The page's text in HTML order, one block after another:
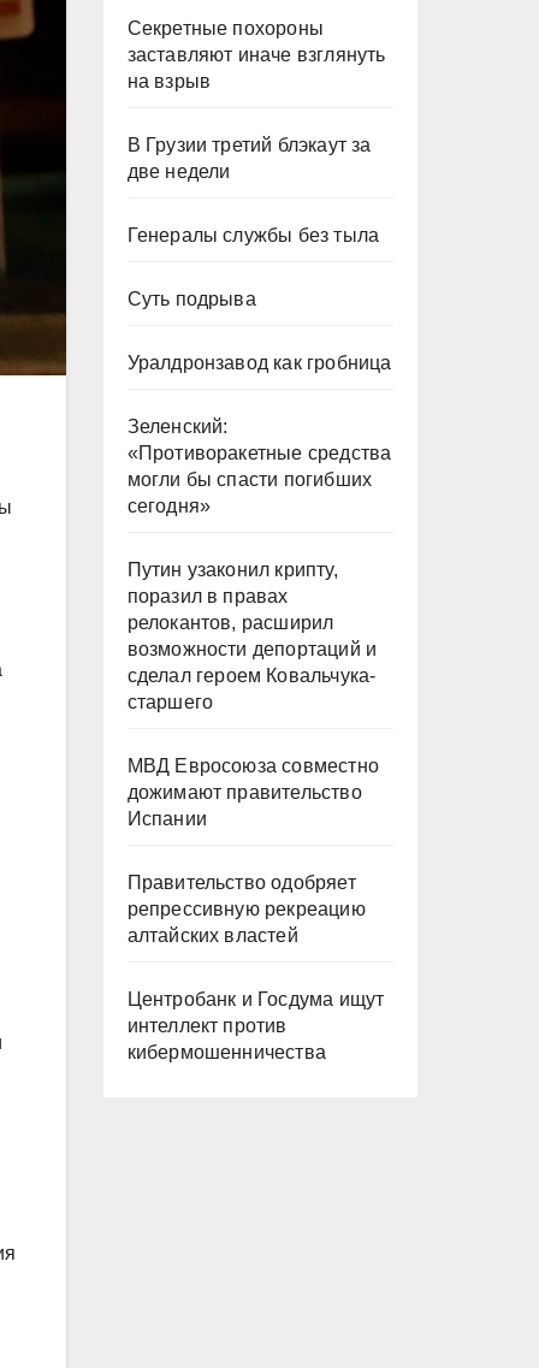
Секретные похороны
заставляют иначе взглянуть
на взрыв
В Грузии третий блэкаут за
две недели
Генералы службы без тыла
Суть подрыва
Уралдронзавод как гробница
Зеленский:
«Противоракетные средства
могли бы спасти погибших
сегодня»
Путин узаконил крипту,
поразил в правах
релокантов, расширил
возможности депортаций и
сделал героем Ковальчука-
старшего
МВД Евросоюза совместно
дожимают правительство
Испании
Правительство одобряет
репрессивную рекреацию
алтайских властей
Центробанк и Госдума ищут
интеллект против
кибермошенничества